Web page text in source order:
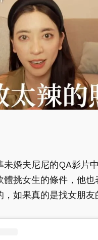
未婚夫尼尼的QA影片
挑女生的條件，他也
，如果真的是找女朋友